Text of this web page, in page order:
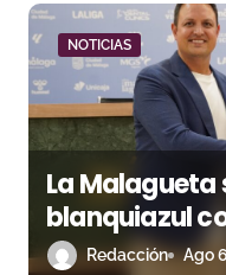
n
d
e
e
n
NOTICIAS
La Malagueta
blanquiazul
corridaRedacción Ago